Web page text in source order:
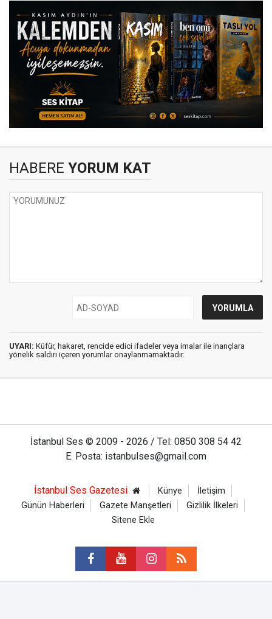
HABERE YORUM KAT
UYARI: Küfür, hakaret, rencide edici ifadeler veya imalar ile inançlara
yönelik saldırı içeren yorumlar onaylanmamaktadır.
İstanbul Ses © 2009 - 2026 / Tel: 0850 308 54 42
E. Posta: istanbulses@gmail.com
İstanbul Ses Gazetesi Künye
İletişim
Günün Haberleri
Gazete Manşetleri
Gizlilik İlkeleri
Sitene Ekle